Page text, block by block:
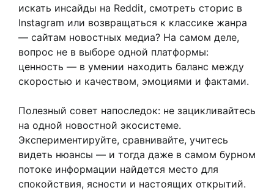
искать инсайды на Reddit, смотреть сторис в
Instagram или возвращаться к классике жанра
— сайтам новостных медиа? На самом деле,
вопрос не в выборе одной платформы:
ценность — в умении находить баланс между
скоростью и качеством, эмоциями и фактами.
Полезный совет напоследок: не зацикливайтесь
на одной новостной экосистеме.
Экспериментируйте, сравнивайте, учитесь
видеть нюансы — и тогда даже в самом бурном
потоке информации найдется место для
спокойствия, ясности и настоящих открытий.